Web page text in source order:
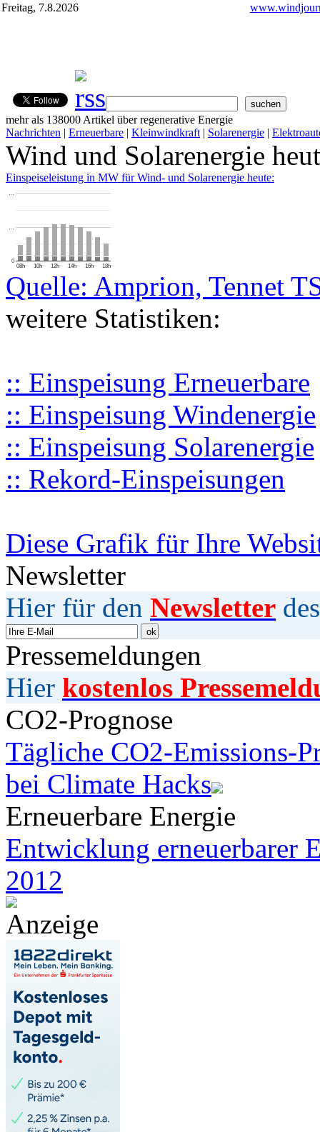
Freitag, 7.8.2026
mehr als 138000 Artikel über regenerative Energie
Nachrichten | Erneuerbare | Kleinwindkraft | Solarenergie |
Wind und Solarenergie
Einspeiseleistung in MW für Wind- und Solarenergie heute:
08h 10h 12h 14h 16h 18h
0
…
…
Quelle: Amprion, Tennet
weitere Statistiken:
:: Einspeisung Erneuerbare
:: Einspeisung Windenergie
:: Einspeisung Solarenergie
:: Rekord-Einspeisungen
Diese Grafik für Ihre
Newsletter
Hier für den Newsletter
Pressemeldungen
Hier kostenlos
CO2-Prognose
Tägliche CO2-Emissions-
bei Climate Hacks
Erneuerbare Energie
Entwicklung erneuerbarer
2012
Anzeige